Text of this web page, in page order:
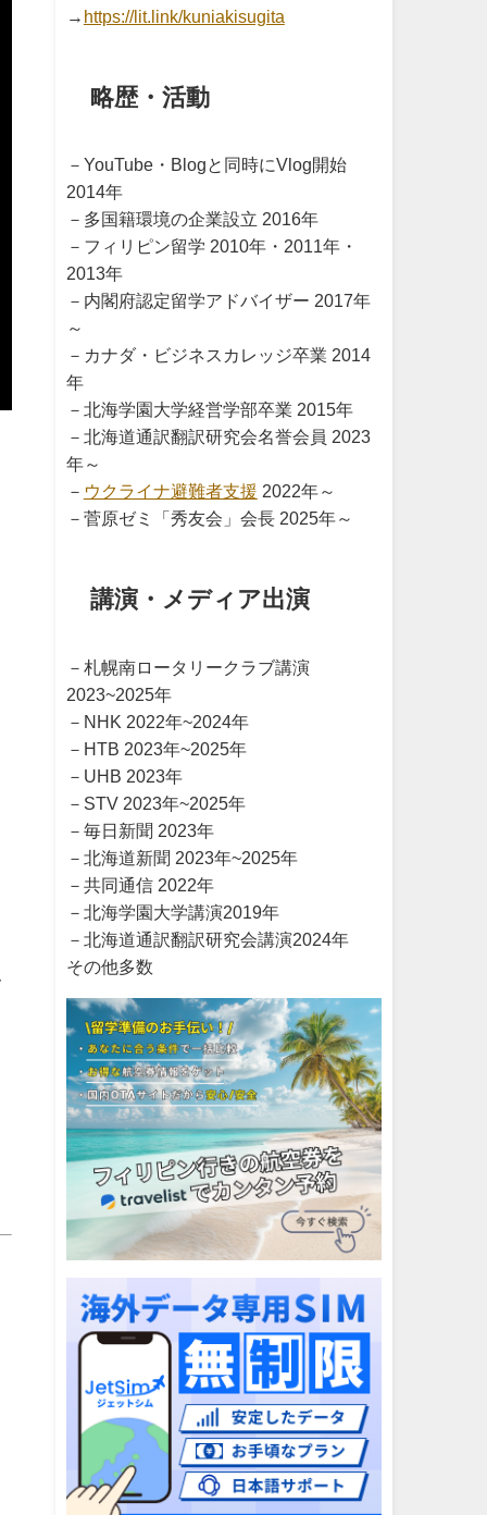
→ https://lit.link/kuniakisugita
略歴・活動
－YouTube・Blogと同時にVlog開始
2014年
－多国籍環境の企業設立 2016年
－フィリピン留学 2010年・2011年・
2013年
－内閣府認定留学アドバイザー 2017年
～
－カナダ・ビジネスカレッジ卒業 2014
年
－北海学園大学経営学部卒業 2015年
－北海道通訳翻訳研究会名誉会員 2023
年～
－ ウクライナ避難者支援 2022年～
－菅原ゼミ「秀友会」会長 2025年～
講演・メディア出演
－札幌南ロータリークラブ講演
2023~2025年
－NHK 2022年~2024年
－HTB 2023年~2025年
－UHB 2023年
－STV 2023年~2025年
－毎日新聞 2023年
－北海道新聞 2023年~2025年
－共同通信 2022年
－北海学園大学講演2019年
－北海道通訳翻訳研究会講演2024年
その他多数